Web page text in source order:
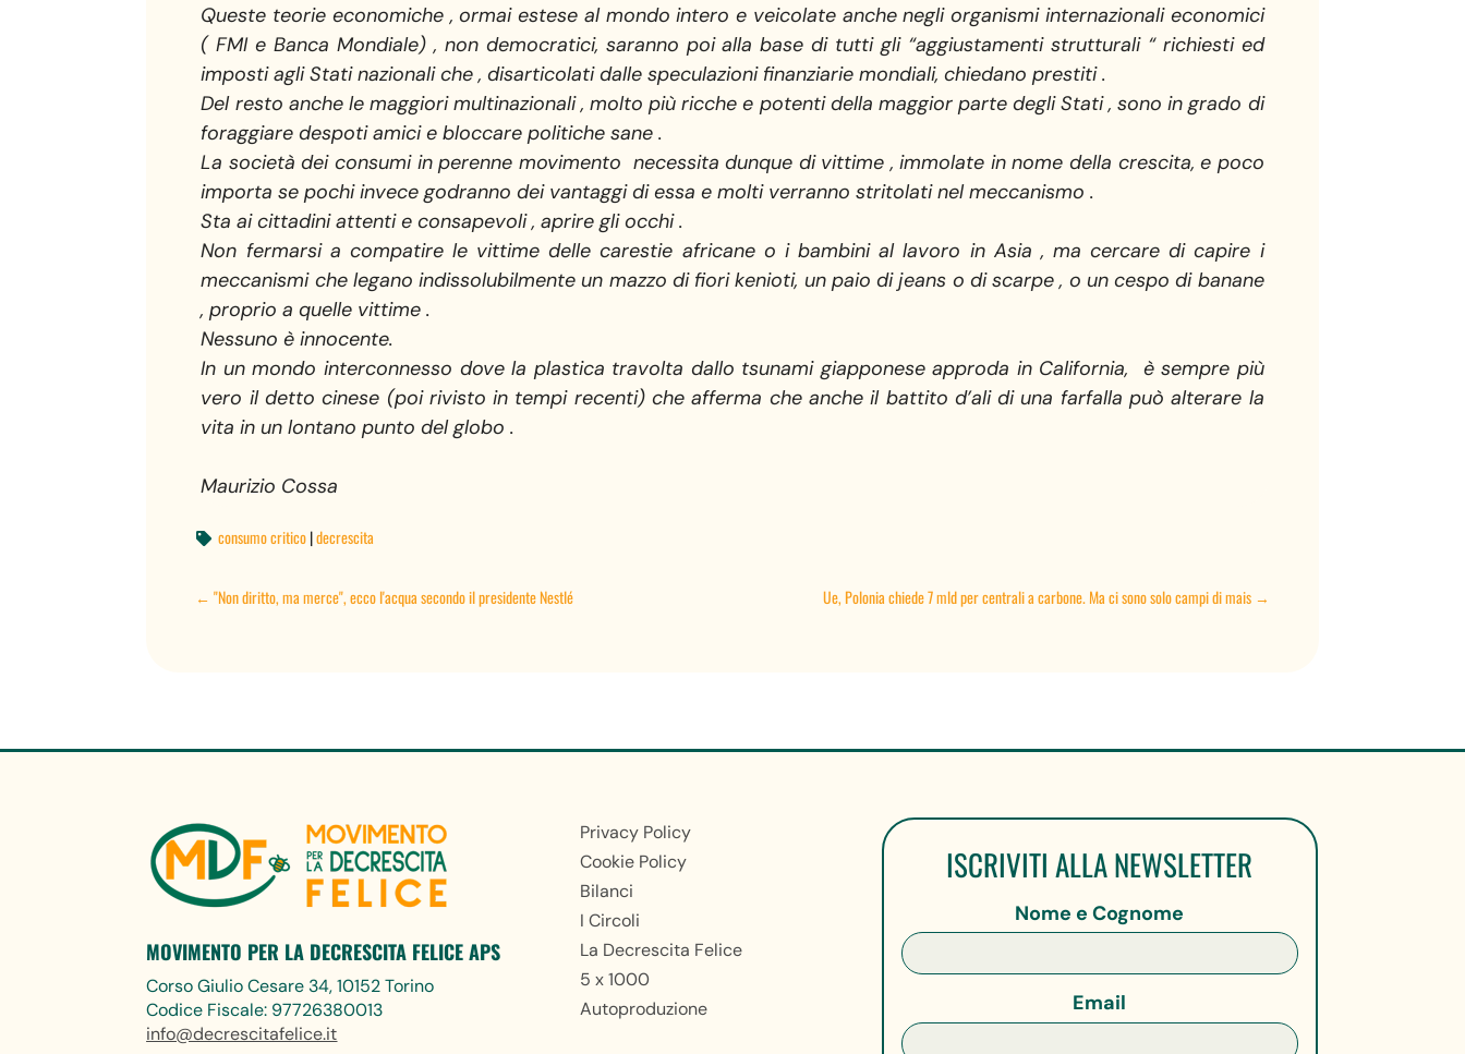
Queste teorie economiche , ormai estese al mondo intero e veicolate anche negli organismi internazionali economici
( FMI e Banca Mondiale) , non democratici, saranno poi alla base di tutti gli “aggiustamenti strutturali “ richiesti ed
imposti agli Stati nazionali che , disarticolati dalle speculazioni finanziarie mondiali, chiedano prestiti .
Del resto anche le maggiori multinazionali , molto più ricche e potenti della maggior parte degli Stati , sono in grado di
foraggiare despoti amici e bloccare politiche sane .
La società dei consumi in perenne movimento necessita dunque di vittime , immolate in nome della crescita, e poco
importa se pochi invece godranno dei vantaggi di essa e molti verranno stritolati nel meccanismo .
Sta ai cittadini attenti e consapevoli , aprire gli occhi .
Non fermarsi a compatire le vittime delle carestie africane o i bambini al lavoro in Asia , ma cercare di capire i
meccanismi che legano indissolubilmente un mazzo di fiori kenioti, un paio di jeans o di scarpe , o un cespo di banane
, proprio a quelle vittime .
Nessuno è innocente.
In un mondo interconnesso dove la plastica travolta dallo tsunami giapponese approda in California, è sempre più
vero il detto cinese (poi rivisto in tempi recenti) che afferma che anche il battito d’ali di una farfalla può alterare la
vita in un lontano punto del globo .
Maurizio Cossa
 consumo critico|decrescita
←"Non diritto, ma merce", ecco l'acqua secondo il presidente Nestlé Ue, Polonia chiede 7 mld per centrali a carbone. Ma ci sono solo campi di mais→
MOVIMENTO PER LA DECRESCITA FELICE APS
Corso Giulio Cesare 34, 10152 Torino
Codice Fiscale: 97726380013
info@decrescitafelice.it
Privacy Policy
Cookie Policy
Bilanci
I Circoli
La Decrescita Felice
5 x 1000
Autoproduzione
ISCRIVITI ALLA NEWSLETTER
Nome e Cognome
Email